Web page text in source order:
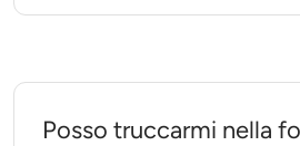
Posso truccarmi nella